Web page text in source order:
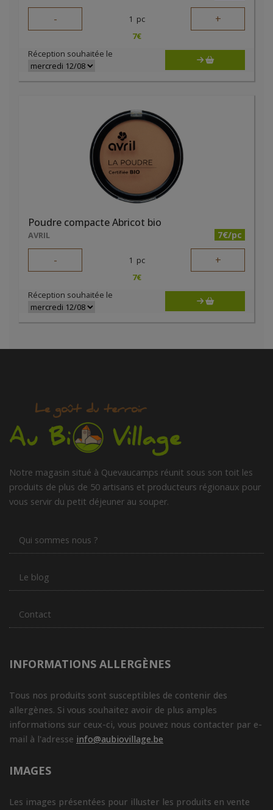
- 1 pc +
7€
Réception souhaitée le
Poudre compacte Abricot bio
AVRIL 7€/pc
- 1 pc +
7€
Réception souhaitée le
Notre magasin situé à Quevaucamps réunit sous son toit les
produits de plus de 50 artisans et producteurs régionaux pour
vous servir du petit déjeuner au souper.
Qui sommes nous ?
Le blog
Contact
INFORMATIONS ALLERGÈNES
Tous nos produits sont susceptibles de contenir des
allergènes. Si vous souhaitez avoir de plus amples
informations sur ceux-ci, vous pouvez nous contacter par e-
mail à l'adresse info@aubiovillage.be
IMAGES
Les images présentées pour illuster les produits en vente